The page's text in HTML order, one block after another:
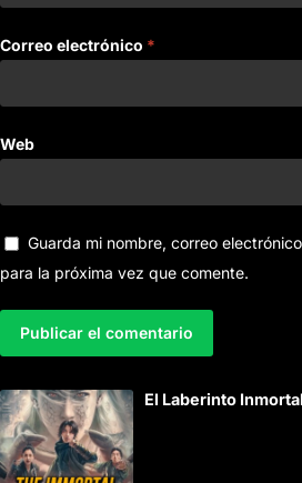
Correo electrónico *
Web
Guarda mi nombre, correo
para la próxima vez que comente.
l
t
e
El Laberinto Inmortal